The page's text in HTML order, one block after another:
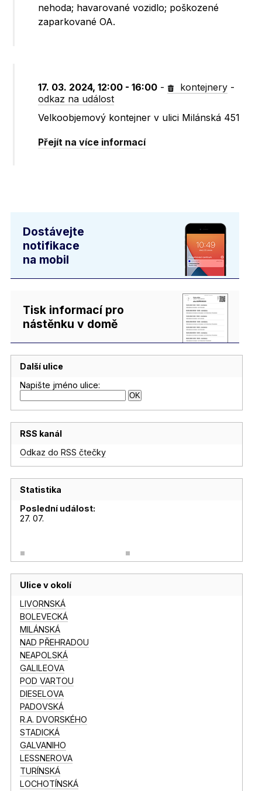
nehoda; havarované vozidlo; poškozené
zaparkované OA.
17. 03. 2024, 12:00 - 16:00 - kontejnery -
odkaz na událost
Velkoobjemový kontejner v ulici Milánská 451
Přejít na více informací
Dostávejte
notifikace
na mobil
Tisk informací pro
nástěnku v domě
Další ulice
Napište jméno ulice:
RSS kanál
Odkaz do RSS čtečky
Statistika
Poslední událost:
27. 07.
Ulice v okolí
LIVORNSKÁ
BOLEVECKÁ
MILÁNSKÁ
NAD PŘEHRADOU
NEAPOLSKÁ
GALILEOVA
POD VARTOU
DIESELOVA
PADOVSKÁ
R.A. DVORSKÉHO
STADICKÁ
GALVANIHO
LESSNEROVA
TURÍNSKÁ
LOCHOTÍNSKÁ